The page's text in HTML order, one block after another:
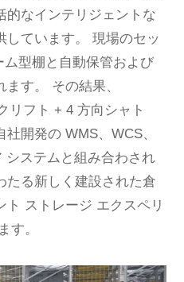
的なインテリジェントな
しています。 現場のセッ
ム型棚と自動保管および
す。 その結果、
リフト + 4 方向シャト
開発の WMS、WCS、
システムと組み合わされ
たる新しく建設された倉
ト ストレージ エクスペリ
す。